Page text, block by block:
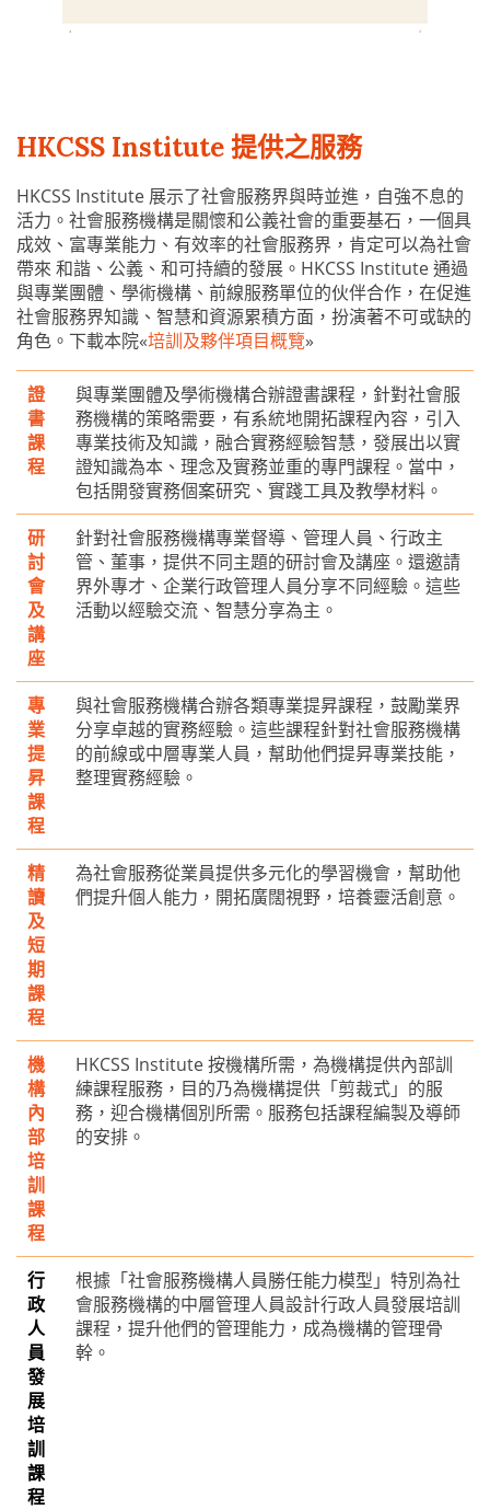
HKCSS Institute 提供之服務
HKCSS Institute 展示了社會服務界與時並進，自強不息的
活力。社會服務機構是關懷和公義社會的重要基石，一個具
成效、富專業能力、有效率的社會服務界，肯定可以為社會
帶來 和諧、公義、和可持續的發展。HKCSS Institute 通過
與專業團體、學術機構、前線服務單位的伙伴合作，在促進
社會服務界知識、智慧和資源累積方面，扮演著不可或缺的
角色。下載本院«培訓及夥伴項目概覽»
證
書
課
程
與專業團體及學術機構合辦證書課程，針對社會服
務機構的策略需要，有系統地開拓課程內容，引入
專業技術及知識，融合實務經驗智慧，發展出以實
證知識為本、理念及實務並重的專門課程。當中，
包括開發實務個案研究、實踐工具及教學材料。
研
討
會
及
講
座
針對社會服務機構專業督導、管理人員、行政主
管、董事，提供不同主題的研討會及講座。還邀請
界外專才、企業行政管理人員分享不同經驗。這些
活動以經驗交流、智慧分享為主。
專
業
提
昇
課
程
與社會服務機構合辦各類專業提昇課程，鼓勵業界
分享卓越的實務經驗。這些課程針對社會服務機構
的前線或中層專業人員，幫助他們提昇專業技能，
整理實務經驗。
精
讀
及
短
期
課
程
為社會服務從業員提供多元化的學習機會，幫助他
們提升個人能力，開拓廣闊視野，培養靈活創意。
機
構
內
部
培
訓
課
程
HKCSS Institute 按機構所需，為機構提供內部訓
練課程服務，目的乃為機構提供「剪裁式」的服
務，迎合機構個別所需。服務包括課程編製及導師
的安排。
行
政
人
員
發
展
培
訓
課
程
根據「社會服務機構人員勝任能力模型」特別為社
會服務機構的中層管理人員設計行政人員發展培訓
課程，提升他們的管理能力，成為機構的管理骨
幹。